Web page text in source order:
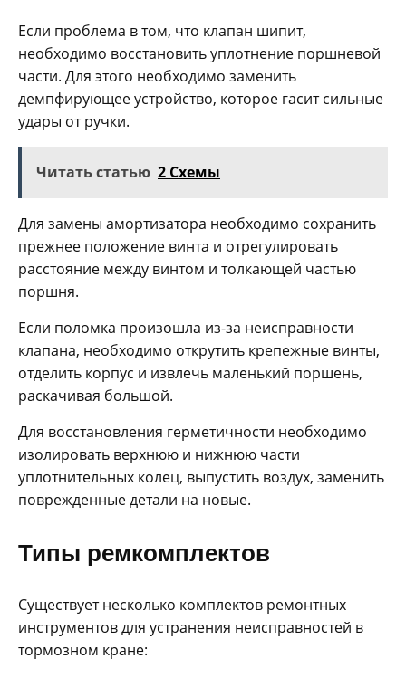
Если проблема в том, что клапан шипит,
необходимо восстановить уплотнение поршневой
части. Для этого необходимо заменить
демпфирующее устройство, которое гасит сильные
удары от ручки.
Читать статью 2 Схемы
Для замены амортизатора необходимо сохранить
прежнее положение винта и отрегулировать
расстояние между винтом и толкающей частью
поршня.
Если поломка произошла из-за неисправности
клапана, необходимо открутить крепежные винты,
отделить корпус и извлечь маленький поршень,
раскачивая большой.
Для восстановления герметичности необходимо
изолировать верхнюю и нижнюю части
уплотнительных колец, выпустить воздух, заменить
поврежденные детали на новые.
Типы ремкомплектов
Существует несколько комплектов ремонтных
инструментов для устранения неисправностей в
тормозном кране: